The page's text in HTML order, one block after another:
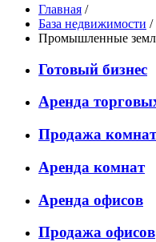
Главная /
База недвижимости /
Промышленные
Готовый бизнес
Аренда
Продажа комнат
Аренда комнат
Аренда офисов
Продажа офисов